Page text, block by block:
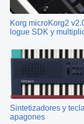
Korg microKorg2
logue SDK y
Sintetizadores y
apagones